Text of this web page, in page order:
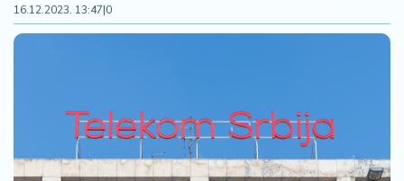
16.12.2023. 13:47|0